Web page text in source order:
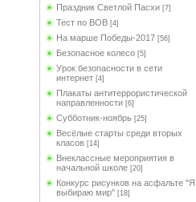
Праздник Светлой Пасхи [7]
Тест по ВОВ [4]
На марше Победы-2017 [56]
Безопасное колесо [5]
Урок безопасности в сети
интернет [4]
Плакаты антитеррористической
направленности [6]
Субботник-ноябрь [25]
Весёлые старты среди вторых
класов [14]
Внеклассные мероприятия в
начальной школе [20]
Конкурс рисунков на асфальте "Я
выбираю мир" [18]